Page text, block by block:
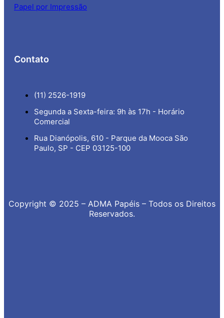
Papel por Impressão
Contato
(11) 2526-1919
Segunda a Sexta-feira: 9h às 17h - Horário
Comercial
Rua Dianópolis, 610 - Parque da Mooca São
Paulo, SP - CEP 03125-100
Copyright © 2025 – ADMA Papéis – Todos os Direitos
Reservados.